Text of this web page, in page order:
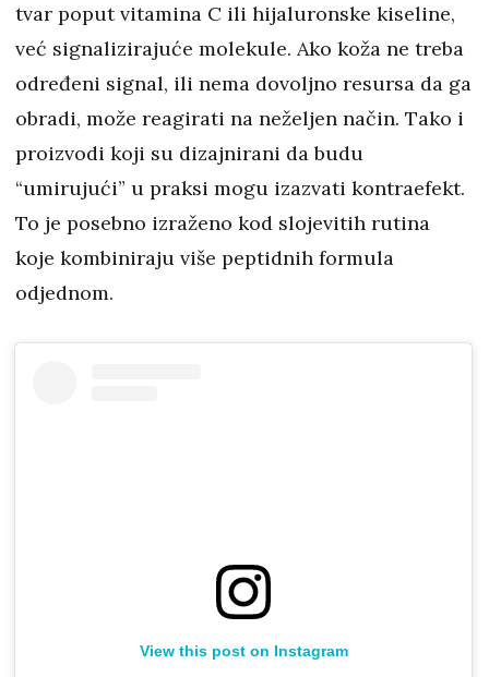
tvar poput vitamina C ili hijaluronske kiseline,
već signalizirajuće molekule. Ako koža ne treba
određeni signal, ili nema dovoljno resursa da ga
obradi, može reagirati na neželjen način. Tako i
proizvodi koji su dizajnirani da budu
“umirujući” u praksi mogu izazvati kontraefekt.
To je posebno izraženo kod slojevitih rutina
koje kombiniraju više peptidnih formula
odjednom.
View this post on Instagram